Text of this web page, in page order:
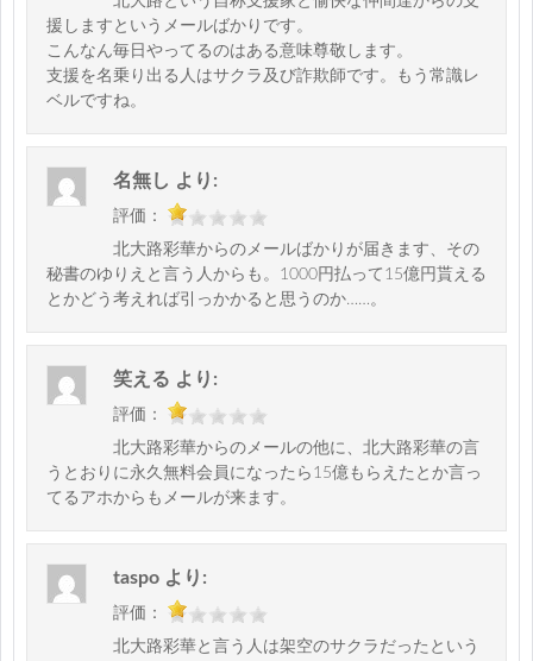
援しますというメールばかりです。
こんなん毎日やってるのはある意味尊敬します。
支援を名乗り出る人はサクラ及び詐欺師です。もう常識レ
ベルですね。
名無し より:
評価：
北大路彩華からのメールばかりが届きます、その
秘書のゆりえと言う人からも。1000円払って15億円貰える
とかどう考えれば引っかかると思うのか……。
笑える より:
評価：
北大路彩華からのメールの他に、北大路彩華の言
うとおりに永久無料会員になったら15億もらえたとか言っ
てるアホからもメールが来ます。
taspo より:
評価：
北大路彩華と言う人は架空のサクラだったという